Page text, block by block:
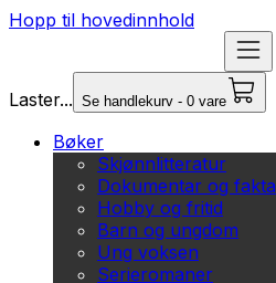
Hopp til hovedinnhold
Laster... Se handlekurv - 0 vare
Bøker
Skjønnlitteratur
Dokumentar og fakta
Hobby og fritid
Barn og ungdom
Ung voksen
Serieromaner